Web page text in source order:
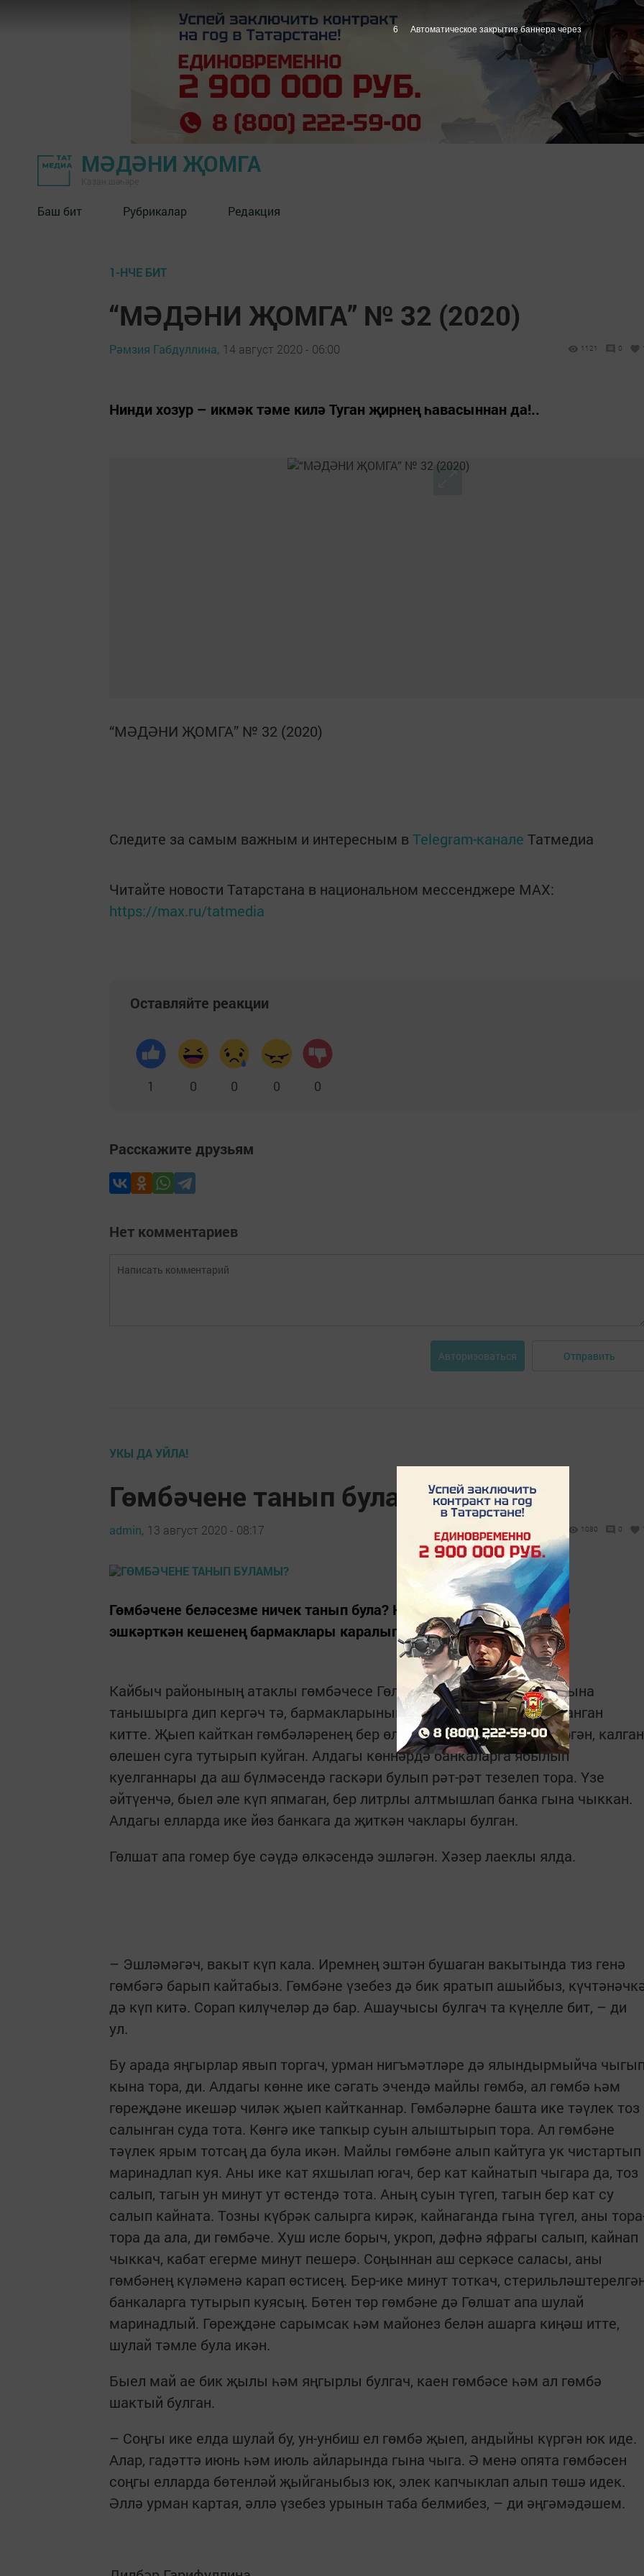
МӘДӘНИ ҖОМГА
Баш бит Рубрикалар Редакция
1-НЧЕ БИТ
“МӘДӘНИ ҖОМГА” № 32 (2020)
Рәмзия Габдуллина, 14 август 2020 - 06:00 1121 0
Нинди хозур – икмәк тәме килә Туган җирнең һавасыннан да!..
“МӘДӘНИ ҖОМГА” № 32 (2020)
Следите за самым важным и интересным в Telegram-канале Татмедиа
Читайте новости Татарстана в национальном мессенджере MАХ:
https://max.ru/tatmedia
Оставляйте реакции
1 0 0 0 0
Расскажите друзьям
Нет комментариев
Авторизоваться Отправить
УКЫ ДА УЙЛА!
Гөмбәчене танып буламы?
admin, 13 август 2020 - 08:17 1080 0
Гөмбәчене беләсезме ничек танып була? Кулыннан! Көне буе гөмбә
эшкәрткән кешенең бармаклары каралып бетә.
Кайбыч районының атаклы гөмбәчесе Гөлшат апа Әхмәдуллина янына
танышырга дип кергәч тә, бармакларының каралуыннан уңайсызланган
китте. Җыеп кайткан гөмбәләренең бер өлешен чистартып та өлгергән, калган
өлешен суга тутырып куйган. Алдагы көннәрдә банкаларга ябылып
куелганнары да аш бүлмәсендә гаскәри булып рәт-рәт тезелеп тора. Үзе
әйтүенчә, быел әле күп япмаган, бер литрлы алтмышлап банка гына чыккан.
Алдагы елларда ике йөз банкага да җиткән чаклары булган.
Гөлшат апа гомер буе сәүдә өлкәсендә эшләгән. Хәзер лаеклы ялда.
– Эшләмәгәч, вакыт күп кала. Иремнең эштән бушаган вакытында тиз генә
гөмбәгә барып кайтабыз. Гөмбәне үзебез дә бик яратып ашыйбыз,
дә күп китә. Сорап килүчеләр дә бар. Ашаучысы булгач та күңелле бит, – ди
ул.
Бу арада яңгырлар явып торгач, урман нигъмәтләре дә ялындырмыйча
кына тора, ди. Алдагы көнне ике сәгать эчендә майлы гөмбә, ал гөмбә һәм
гөреҗдәне икешәр чиләк җыеп кайтканнар. Гөмбәләрне башта ике тәүлек тоз
салынган суда тота. Көнгә ике тапкыр суын алыштырып тора. Ал гөмбәне
тәүлек ярым тотсаң да була икән. Майлы гөмбәне алып кайтуга ук чистартып
маринадлап куя. Аны ике кат яхшылап югач, бер кат кайнатып чыгара да, тоз
салып, тагын ун минут ут өстендә тота. Аның суын түгеп, тагын бер кат су
салып кайната. Тозны күбрәк салырга кирәк, кайнаганда гына түгел, аны
тора да ала, ди гөмбәче. Хуш исле борыч, укроп, дәфнә яфрагы салып, кайнап
чыккач, кабат егерме минут пешерә. Соңыннан аш серкәсе саласы, аны
гөмбәнең күләменә карап өстисең. Бер-ике минут тоткач,
банкаларга тутырып куясың. Бөтен төр гөмбәне дә Гөлшат апа шулай
маринадлый. Гөреҗдәне сарымсак һәм майонез белән ашарга киңәш итте,
шулай тәмле була икән.
Быел май ае бик җылы һәм яңгырлы булгач, каен гөмбәсе һәм ал гөмбә
шактый булган.
– Соңгы ике елда шулай бу, ун-унбиш ел гөмбә җыеп, андыйны күргән юк иде.
Алар, гадәттә июнь һәм июль айларында гына чыга. Ә менә опята гөмбәсен
соңгы елларда бөтенләй җыйганыбыз юк, элек капчыклап алып төшә идек.
Әллә урман картая, әллә үзебез урынын таба белмибез, – ди әңгәмәдәшем.
5 Автоматическое закрытие баннера через